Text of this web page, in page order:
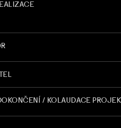
/ KOLAUDACE